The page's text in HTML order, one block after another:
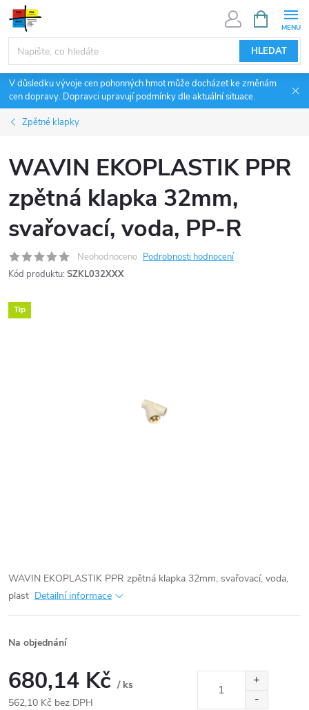
Přejít
obsah
HLEDAT
NÁKUPNÍ
KOŠÍK
V důsledku vývoje cen pohonných hmot může docházet ke změnám
cen dopravy. Dopravci upravují podmínky dle aktuální situace.
Zpětné klapky
WAVIN EKOPLASTIK PPR
zpětná klapka 32mm,
svařovací, voda, PP-R
Neohodnoceno Podrobnosti hodnocení
Kód produktu: SZKL032XXX
Tip
WAVIN EKOPLASTIK PPR zpětná klapka 32mm, svařovací, voda,
plast Detailní informace
Na objednání
680,14 Kč / ks
562,10 Kč bez DPH